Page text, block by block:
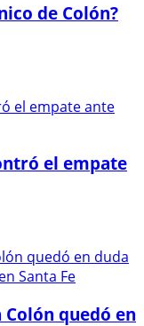
de Colón?
el empate
quedó en